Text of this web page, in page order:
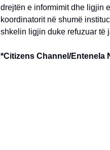
drejtën e informimit dhe ligjin
koordinatorit në shumë
shkelin ligjin duke refuzuar të
*Citizens Channel/Entenela